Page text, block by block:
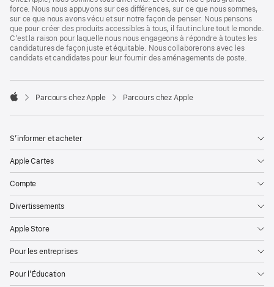
force. Nous nous appuyons sur ces différences, sur ce que nous sommes,
sur ce que nous avons vécu et sur notre façon de penser. Nous pensons
que pour créer des produits accessibles à tous, il faut inclure tout le monde.
C’est la raison pour laquelle nous nous engageons à répondre à toutes les
candidatures de façon juste et équitable. Nous collaborerons avec les
candidats et candidates pour leur fournir des aménagements de poste.

Parcours chez Apple Parcours chez Apple
S’informer et acheter
Apple Cartes
Compte
Divertissements
Apple Store
Pour les entreprises
Pour l’Éducation